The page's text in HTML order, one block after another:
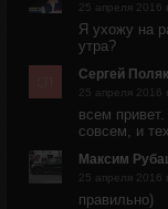
25 апреля 2016
Я ухожу на
утра?
Сергей
25 апреля 2016
всем
совсем, и
Максим
25 апреля 2016
правильно)